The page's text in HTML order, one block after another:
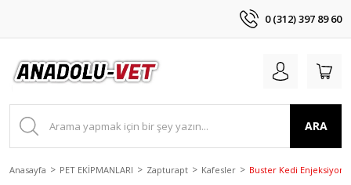
0 (312) 397 89 60
ARA
Anasayfa PET EKİPMANLARI Zapturapt Kafesler Buster Kedi Enjeksiyon